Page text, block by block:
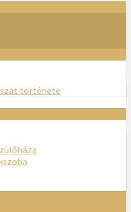
története